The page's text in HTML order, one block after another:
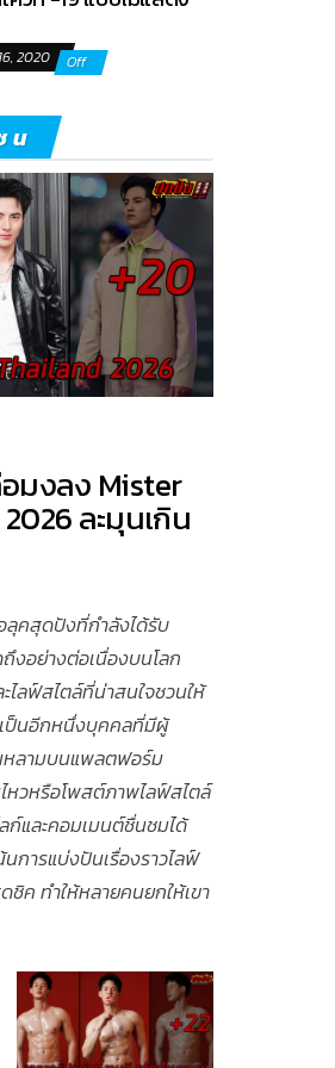
2020 Off
น
มงลง Mister
ละมุนเกิน
ลุคสุดปังที่กำลังได้รับ
งอย่างต่อเนื่องบนโลก
ไลฟ์สไตล์ที่น่าสนใจชวนให้
ป็นอีกหนึ่งบุคคลที่มีผู้
หลามบนแพลตฟอร์ม
หวหรือโพสต์ภาพไลฟ์สไตล์
ก์และคอมเมนต์ชื่นชมได้
การแบ่งปันเรื่องราวไลฟ์
ชิค ทำให้หลายคนยกให้เขา